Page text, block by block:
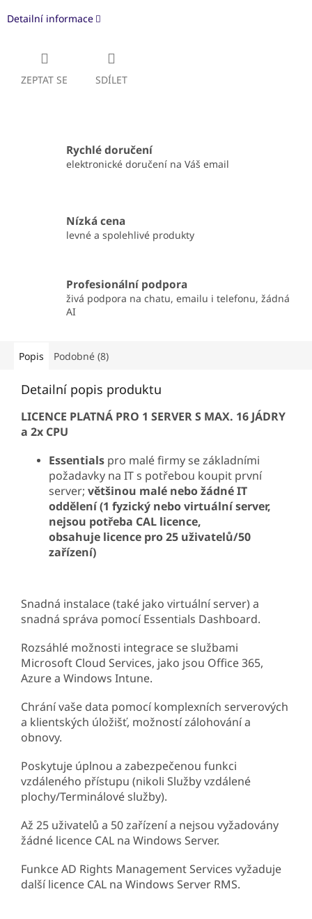
Detailní informace
ZEPTAT SE SDÍLET
Rychlé doručení
elektronické doručení na Váš email
Nízká cena
levné a spolehlivé produkty
Profesionální podpora
živá podpora na chatu, emailu i telefonu, žádná
AI
Popis Podobné (8)
Detailní popis produktu
LICENCE PLATNÁ PRO 1 SERVER S MAX. 16 JÁDRY
a 2x CPU
Essentials pro malé firmy se základními
požadavky na IT s potřebou koupit první
server; většinou malé nebo žádné IT
oddělení (1 fyzický nebo virtuální server,
nejsou potřeba CAL licence,
obsahuje licence pro 25 uživatelů/50
zařízení)
Snadná instalace (také jako virtuální server) a
snadná správa pomocí Essentials Dashboard.
Rozsáhlé možnosti integrace se službami
Microsoft Cloud Services, jako jsou Office 365,
Azure a Windows Intune.
Chrání vaše data pomocí komplexních serverových
a klientských úložišť, možností zálohování a
obnovy.
Poskytuje úplnou a zabezpečenou funkci
vzdáleného přístupu (nikoli Služby vzdálené
plochy/Terminálové služby).
Až 25 uživatelů a 50 zařízení a nejsou vyžadovány
žádné licence CAL na Windows Server.
Funkce AD ​​Rights Management Services vyžaduje
další licence CAL na Windows Server RMS.